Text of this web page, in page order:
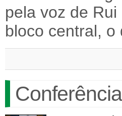
pela voz de
bloco central,